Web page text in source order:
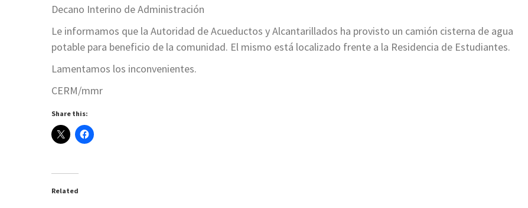
Decano Interino de Administración
Le informamos que la Autoridad de Acueductos y Alcantarillados ha provisto un camión cisterna de agua
potable para beneficio de la comunidad. El mismo está localizado frente a la Residencia de Estudiantes.
Lamentamos los inconvenientes.
CERM/mmr
Share this:
Related